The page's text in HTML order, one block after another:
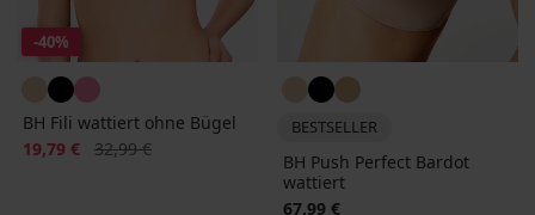
-40%
BH Fili wattiert ohne Bügel
Rabatt
19,79 € Alter Preis
32,99 €
BESTSELLER
BH Push Perfect Bardot
wattiert
67,99 €